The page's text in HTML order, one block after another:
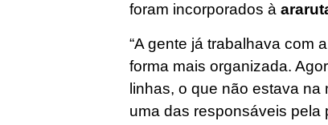
foram incorporados à
“A gente já trabalhava com
forma mais organizada.
linhas, o que não estava na
uma das responsáveis pela